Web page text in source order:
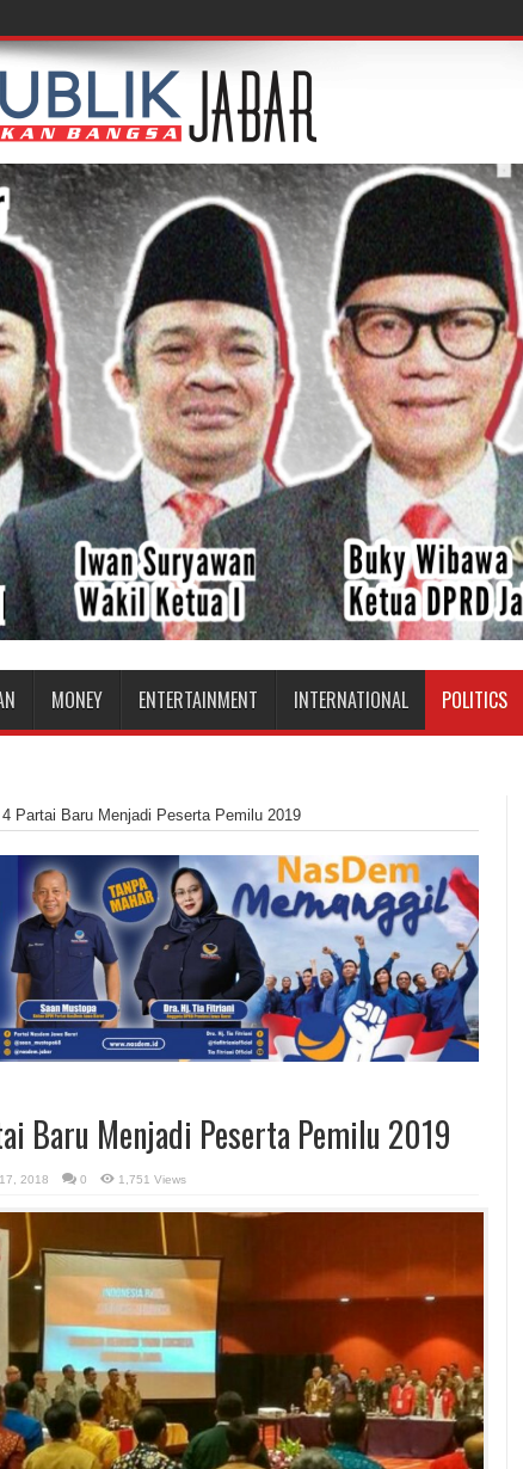
Cetak UMKM Inspiratif, Acuksae Berbagi
MONEY ENTERTAINMENT INTERNATIONAL POLITICS
Partai Baru Menjadi Peserta Pemilu 2019
Baru Menjadi Peserta Pemilu 2019
2018 0 1,751 Views